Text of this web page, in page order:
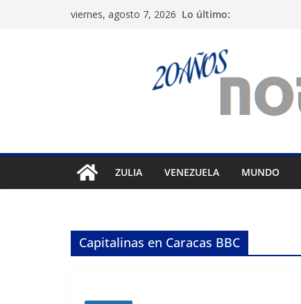
viernes, agosto 7, 2026 Lo último:
ZULIA VENEZUELA MUNDO
Capitalinas en Caracas BBC